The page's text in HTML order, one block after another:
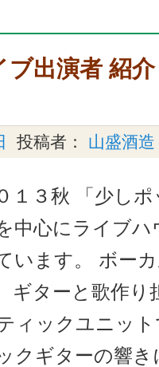
出演者 紹
投稿者： 山盛酒造
１３秋 「少し
中心にライブ
います。 ボー
ギターと歌作り
ィックユニッ
クギターの響